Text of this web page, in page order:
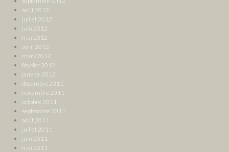
août 2012
juillet 2012
juin 2012
mai 2012
avril 2012
mars 2012
février 2012
janvier 2012
décembre 2011
novembre 2011
octobre 2011
septembre 2011
août 2011
juillet 2011
juin 2011
mai 2011